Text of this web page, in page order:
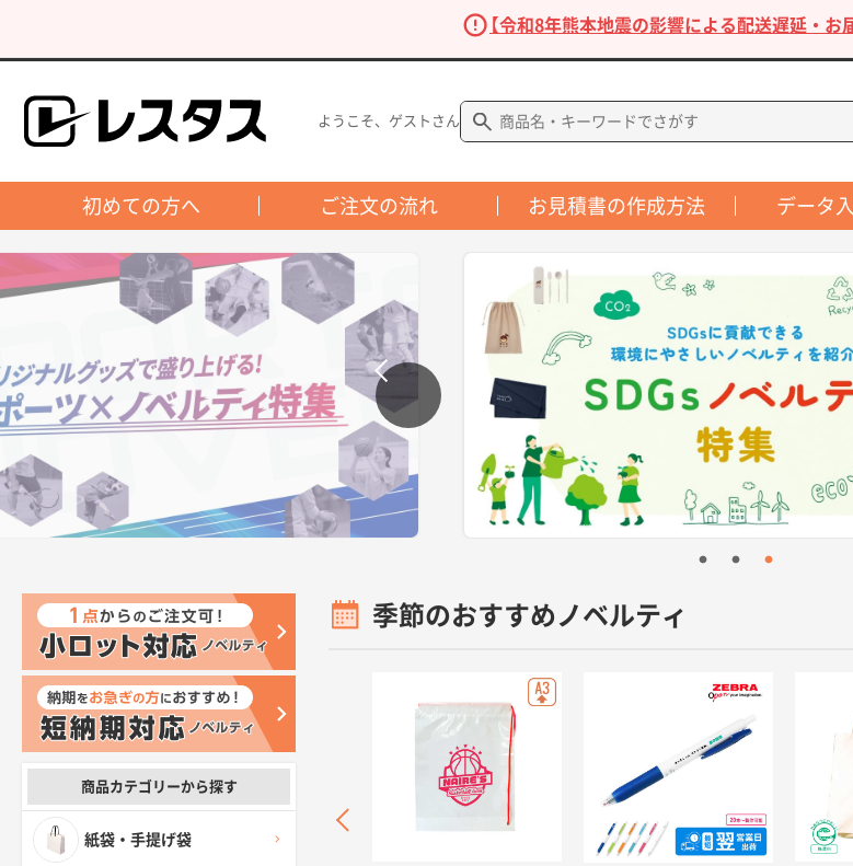
【令和8年熊本地震の影響による配送遅延・お
ようこそ、ゲストさん
初めての方へ ご注文の流れ お見積書の作成方法 データ
商品カテゴリーから探す
紙袋・手提げ袋
季節のおすすめノベルティ